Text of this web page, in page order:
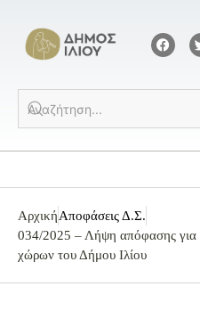
ΑρχικήΑποφάσεις Δ.Σ.
034/2025 – Λήψη απόφασης για
χώρων του Δήμου Ιλίου